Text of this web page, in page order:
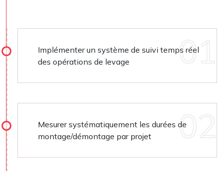
Implémenter un système de suivi temps réel
des opérations de levage
Mesurer systématiquement les durées de
montage/démontage par projet